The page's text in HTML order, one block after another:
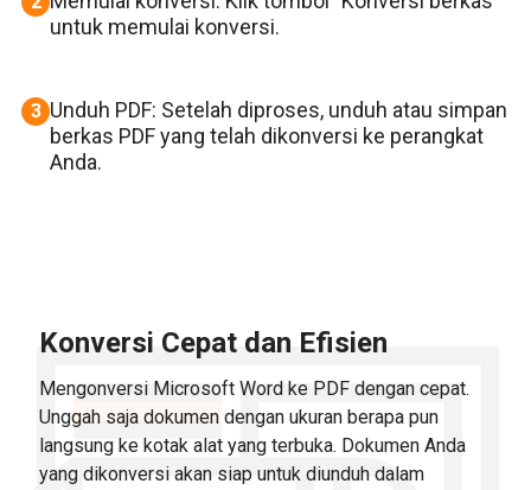
untuk memulai konversi.
3 Unduh PDF: Setelah diproses, unduh atau simpan
berkas PDF yang telah dikonversi ke perangkat
Anda.
Konversi Cepat dan Efisien
Mengonversi Microsoft Word ke PDF dengan cepat.
Unggah saja dokumen dengan ukuran berapa pun
langsung ke kotak alat yang terbuka. Dokumen Anda
yang dikonversi akan siap untuk diunduh dalam